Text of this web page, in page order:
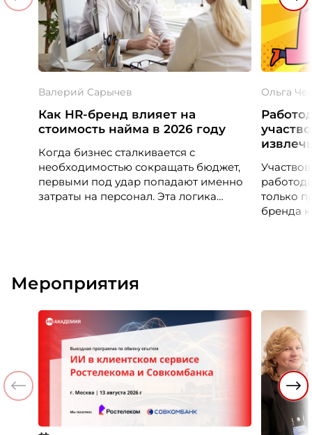
Валерий Сарычев
Как HR-бренд влияет на
стоимость найма в 2026 году
Когда бизнес сталкивается с
необходимостью сокращать бюджет,
первыми под удар попадают именно
затраты на персонал. Эта логика
доходы бизнеса.
Ольга
только
бренда
Мероприятия